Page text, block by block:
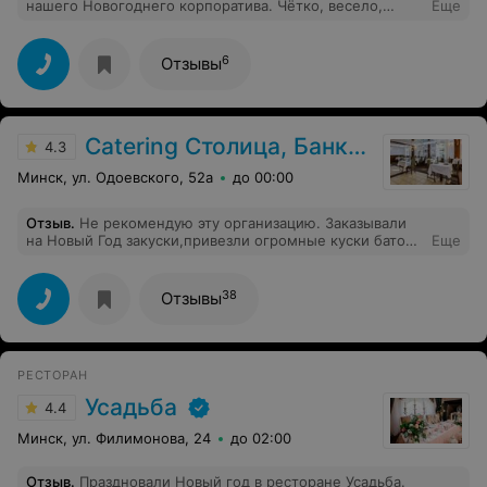
нашего Новогоднего корпоратива. Чётко, весело,
встреч!
Еще
Отзывы6
4.3 Catering Столица, Банкетный зал «Бавария»
Минск, ул. Одоевского, 52а до 00:00
Отзыв. Не рекомендую эту организацию. Заказывали
на Новый Год закуски,привезли огромные куски батона
,потраченные деньги и не приятный осадок.
Еще
Отзывы38
РЕСТОРАН
4.4 Усадьба
Минск, ул. Филимонова, 24 до 02:00
Отзыв. Праздновали Новый год в ресторане Усадьба.